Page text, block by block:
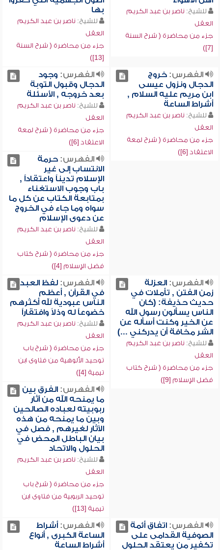
للشيخ: ناصر بن عبد الكريم
العقل
جزء من محاضرة ( شرح السنة
[7])
بها
للشيخ: ناصر بن عبد الكريم
العقل
جزء من محاضرة ( شرح السنة
[13])
الفهرس:خروج
الدجال ونزول عيسى
ابن مريم عليه السلام ,
أشراط الساعة
للشيخ: ناصر بن عبد الكريم
العقل
جزء من محاضرة ( شرح لمعة
الاعتقاد [6])
الفهرس: وجود
الدجال وقبول التوبة
بعد خروجه , الأسئلة
للشيخ: ناصر بن عبد الكريم
العقل
جزء من محاضرة ( شرح لمعة
الاعتقاد [6])
الفهرس:حرمة
الانتساب إلى غير
الإسلام تديناً واعتقاداً ,
باب وجوب الاستغناء
بمتابعة الكتاب عن كل ما
سواه وما جاء في الخروج
عن دعوى الإسلام
للشيخ: ناصر بن عبد الكريم
العقل
جزء من محاضرة ( شرح كتاب
فضل الإسلام [4])
الفهرس:العزلة
زمن الفتن , تأملات في
حديث حذيفة: (كان
الناس يسألون رسول الله
عن الخير وكنت أسأله عن
الشر مخافة أن يدركني ...)
للشيخ: ناصر بن عبد الكريم
العقل
جزء من محاضرة ( شرح كتاب
فضل الإسلام [9])
الفهرس:لفظ العبد
في القرآن , أعظم
الناس عبودية لله أكثرهم
خضوعاً له وذلاً وافتقاراً
للشيخ: ناصر بن عبد الكريم
العقل
جزء من محاضرة ( شرح باب
توحيد الألوهية من فتاوى ابن
تيمية [4])
الفهرس:الفرق بين
ما يمنحه الله من آثار
ربوبيته لعباده الصالحين
وبين ما يمنحه من هذه
الآثار لغيرهم , فصل في
بيان الباطل المحض في
الحلول والاتحاد
للشيخ: ناصر بن عبد الكريم
العقل
جزء من محاضرة ( شرح باب
توحيد الربوبية من فتاوى ابن
تيمية [13])
الفهرس:اتفاق أئمة
الصوفية القدامى على
تكفير من يعتقد الحلول
الفهرس:أشراط
الساعة الكبرى , أنواع
أشراط الساعة